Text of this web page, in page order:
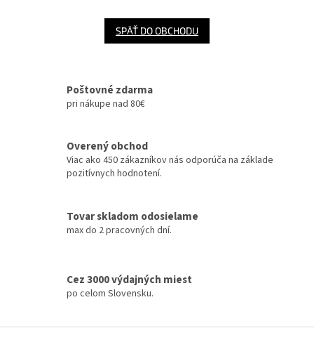
SPÄŤ DO OBCHODU
Poštovné zdarma
pri nákupe nad 80€
Overený obchod
Viac ako 450 zákazníkov nás odporúča na základe
pozitívnych hodnotení.
Tovar skladom odosielame
max do 2 pracovných dní.
Cez 3000 výdajných miest
po celom Slovensku.